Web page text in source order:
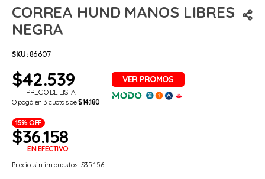
CORREA HUND MANOS LIBRES
NEGRA
SKU:86607
$42.539
PRECIO DE LISTA
O pagá en 3 cuotas de$14.180
15% OFF
$36.158
EN EFECTIVO
Precio sin impuestos:$35.156